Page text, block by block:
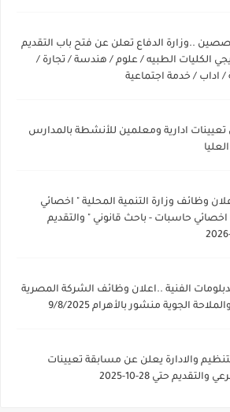
..وزارة الدفاع تعلن عن فتح باب التقديم
الكليات الطبيه / علوم / هندسة / تجارة /
/ اداب / خدمة اجتماعية
تعيينات ادارية ومعلمين للأنشطة بالمدارس
وظائف وزارة التنمية المحلية " اخصائي
حاسبات - باحث قانوني " والتقديم
الفنية ..اعلان وظائف الشركة المصرية
الجوية منشور بالأهرام 9/8/2025
والادارة يعلن عن مسابقة تعيينات
حتي 28-10-2025